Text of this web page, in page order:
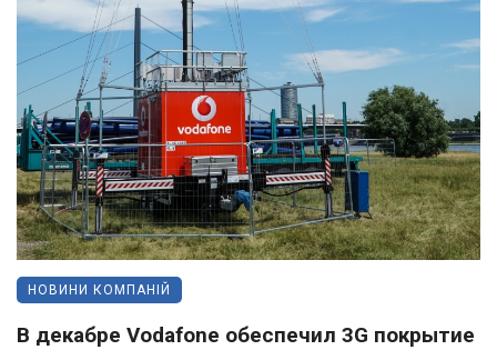
НОВИНИ КОМПАНІЙ
В декабре Vodafone обеспечил 3G покрытие